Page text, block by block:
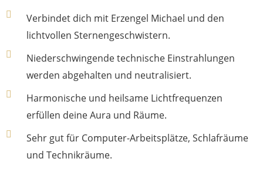
Verbindet dich mit Erzengel Michael und den
lichtvollen Sternengeschwistern.
Niederschwingende technische Einstrahlungen
werden abgehalten und neutralisiert.
Harmonische und heilsame Lichtfrequenzen
erfüllen deine Aura und Räume.
Sehr gut für Computer-Arbeitsplätze, Schlafräume
und Technikräume.